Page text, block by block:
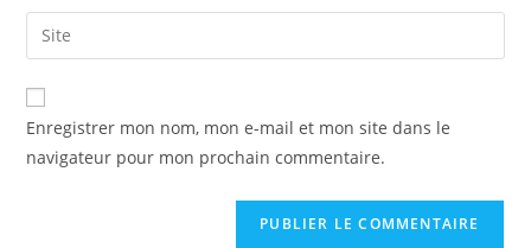
comment
email
address
comment
Saisir
l’URL
de
votre
(facultatif)
Enregistrer mon nom, mon e-mail et mon site dans le
navigateur pour mon prochain commentaire.